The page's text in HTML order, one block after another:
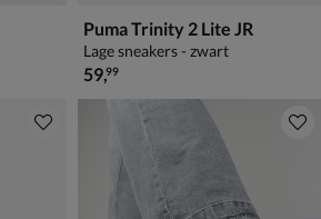
Puma Trinity 2 Lite JR
Lage sneakers - zwart
€ 59,99
59,99